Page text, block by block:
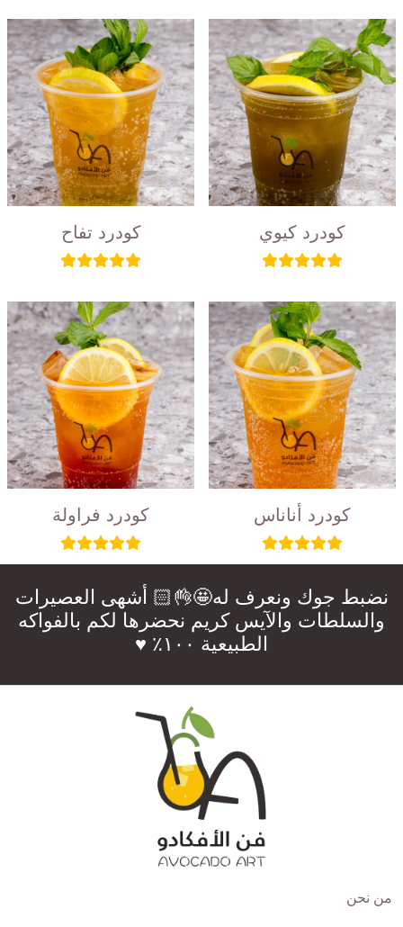
كودرد كيوي كودرد تفاح
كودرد أناناس كودرد فراولة
نضبط جوك ونعرف له🤩👌🏻 أشهى العصيرات
والسلطات والآيس كريم نحضرها لكم بالفواكه
الطبيعية ١٠٠٪؜ ♥️
من نحن